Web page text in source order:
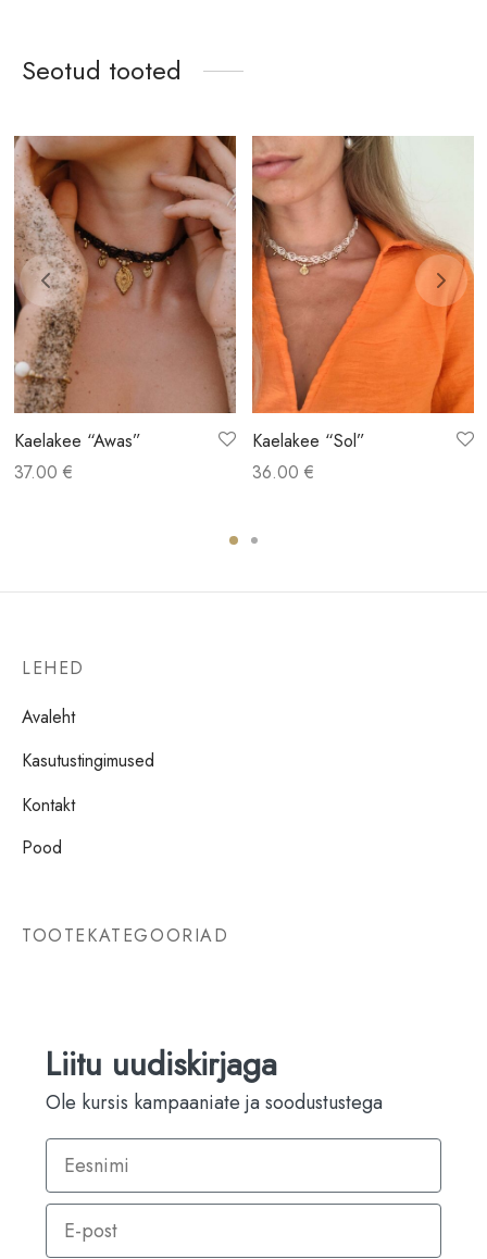
Seotud tooted
Kaelakee “Awas”
37.00 €
Kaelakee “Sol”
36.00 €
LEHED
Avaleht
Kasutustingimused
Kontakt
Pood
TOOTEKATEGOORIAD
Liitu uudiskirjaga
Ole kursis kampaaniate ja soodustustega